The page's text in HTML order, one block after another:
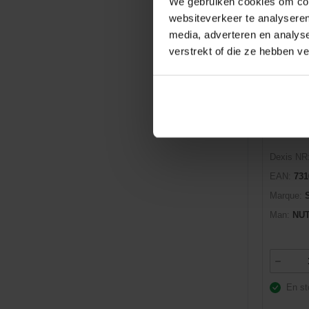
websiteverkeer te
media, adverteren en
verstrekt of die ze hebben
En
Dexis NR:
EAN:
Marque:
Man:
En